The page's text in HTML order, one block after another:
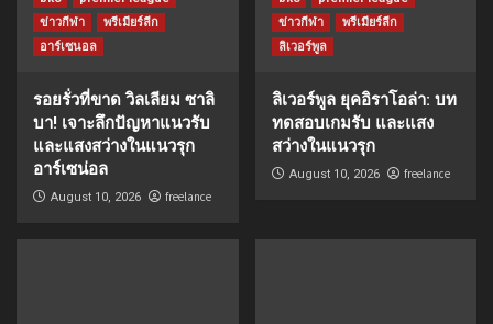
ข่าวกีฬา
พรีเมียร์ลีก
อาร์เซนอล
รอยรั่วที่ขาด วิลเลียม ซาลิ
บา! เจาะลึกปัญหาแนวรับ
และแสงสว่างในแนวรุก
อาร์เซน่อล
August 10, 2026 freelance
ข่าวกีฬา
พรีเมียร์ลีก
ลิเวอร์พูล
ลิเวอร์พูล ยุคอิราโอล่า: บท
ทดสอบเกมรับ และแสง
สว่างในแนวรุก
August 10, 2026 freelance